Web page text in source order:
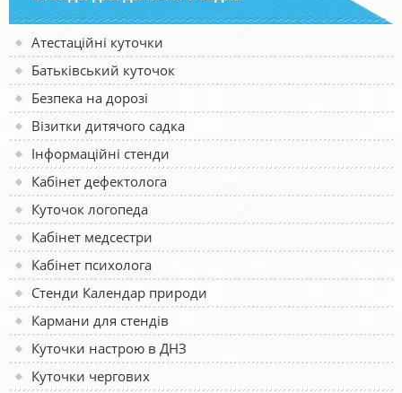
Атестаційні куточки
Батьківський куточок
Безпека на дорозі
Візитки дитячого садка
Інформаційні стенди
Кабінет дефектолога
Куточок логопеда
Кабінет медсестри
Кабінет психолога
Стенди Календар природи
Кармани для стендів
Куточки настрою в ДНЗ
Куточки чергових